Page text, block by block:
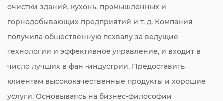
очистки зданий, кухонь, промышленных и
горнодобывающих предприятий и т. д. Компания
получила общественную похвалу за ведущие
технологии и эффективное управление, и входит в
число лучших в фан -индустрии. Предоставить
клиентам высококачественные продукты и хорошие
услуги. Основываясь на бизнес-философии